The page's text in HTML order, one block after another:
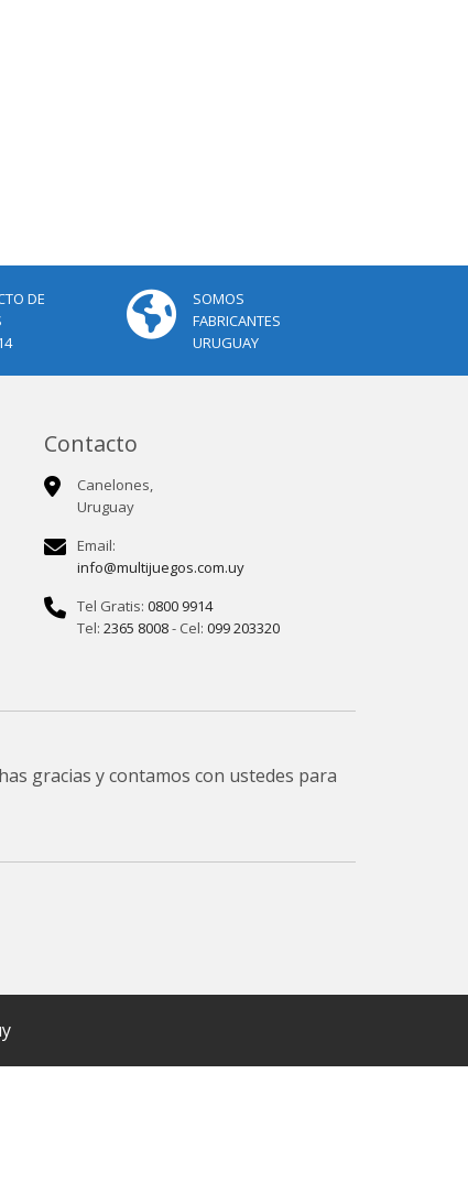
DE
SOMOS
FABRICANTES
URUGUAY
Contacto
Canelones,
Uruguay
Email:
info@multijuegos.com.uy
Tel Gratis: 0800 9914
Tel: 2365 8008- Cel: 099 203320
gracias y contamos con ustedes para